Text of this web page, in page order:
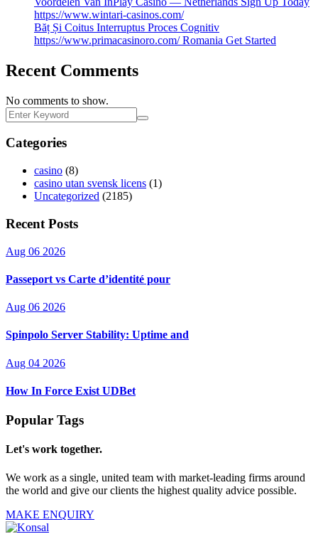
https://www.wintari-casinos.com/
Băț Și Coitus Interruptus Proces Cognitiv
https://www.primacasinoro.com/ Romania Get Started
Recent Comments
No comments to show.
Categories
casino (8)
casino utan svensk licens (1)
Uncategorized (2185)
Recent Posts
Aug 06 2026
Passeport vs Carte d’identité pour
Aug 06 2026
Spinpolo Server Stability: Uptime and
Aug 04 2026
How In Force Exist UDBet
Popular Tags
Let's work together.
We work as a single, united team with market-leading firms around
the world and give our clients the highest quality advice possible.
MAKE ENQUIRY